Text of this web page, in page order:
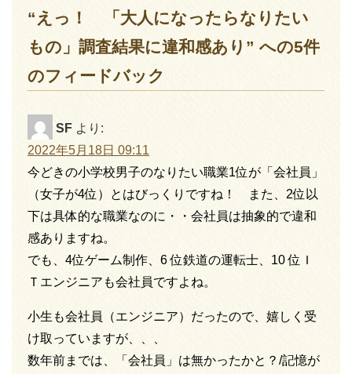
“えっ！ 「大人になったらなりたい
もの」調査結果に違和感あり” への5件
のフィードバック
SF より:
2022年5月18日 09:11
今どきの小学校男子のなりたい職業1位が「会社員」
（女子が4位）とはびっくりですね！ また、2位以
下は具体的な職業なのに・・会社員は抽象的で違和
感ありますね。
でも、4位ゲーム制作、6 位鉄道の運転士、10 位Ｉ
Ｔエンジニアも会社員ですよね。
小生も会社員（エンジニア）だったので、嬉しく受
け取っていますが、、、
数年前までは、「会社員」は無かったかと？/記憶が